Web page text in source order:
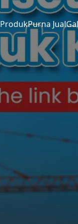
ProdukPurna Jual